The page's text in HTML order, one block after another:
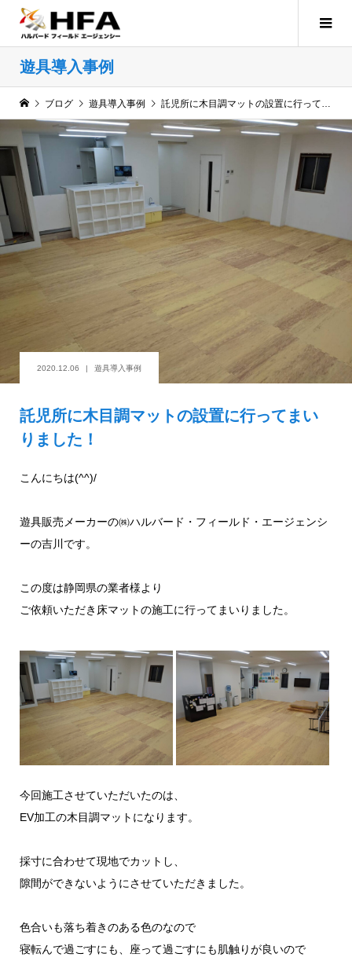
遊具導入事例
ブログ 遊具導入事例 託児所に木目調マットの設置に行ってまいりました！
2020.12.06 遊具導入事例
託児所に木目調マットの設置に行ってまい
りました！
こんにちは(^^)/
遊具販売メーカーの㈱ハルバード・フィールド・エージェンシ
ーの吉川です。
この度は静岡県の業者様より
ご依頼いただき床マットの施工に行ってまいりました。
今回施工させていただいたのは、
EV加工の木目調マットになります。
採寸に合わせて現地でカットし、
隙間ができないようにさせていただきました。
色合いも落ち着きのある色のなので
寝転んで過ごすにも、座って過ごすにも肌触りが良いので